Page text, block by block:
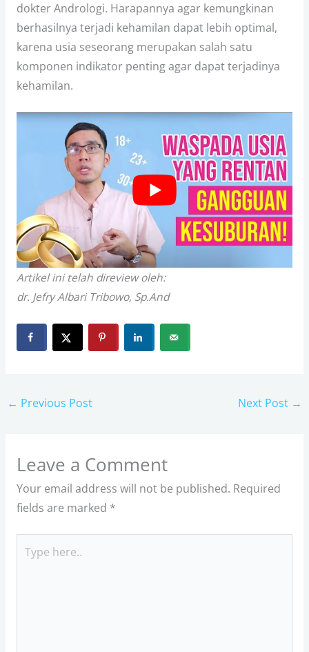
dokter Andrologi. Harapannya agar kemungkinan
berhasilnya terjadi kehamilan dapat lebih optimal,
karena usia seseorang merupakan salah satu
komponen indikator penting agar dapat terjadinya
kehamilan.
Artikel ini telah direview oleh:
dr. Jefry Albari Tribowo, Sp.And
← Previous Post Next Post →
Leave a Comment
Your email address will not be published. Required
fields are marked *
here..